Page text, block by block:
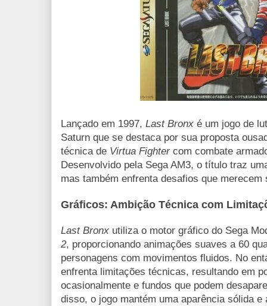
Lançado em 1997, Last Bronx é um jogo de
Saturn que se destaca por sua proposta
técnica de Virtua Fighter com combate
Desenvolvido pela Sega AM3, o título traz
mas também enfrenta desafios que merecem
Gráficos: Ambição Técnica com
Last Bronx utiliza o motor gráfico do Sega
2, proporcionando animações suaves a 60
personagens com movimentos fluidos. No
enfrenta limitações técnicas, resultando em
ocasionalmente e fundos que podem
disso, o jogo mantém uma aparência sólida